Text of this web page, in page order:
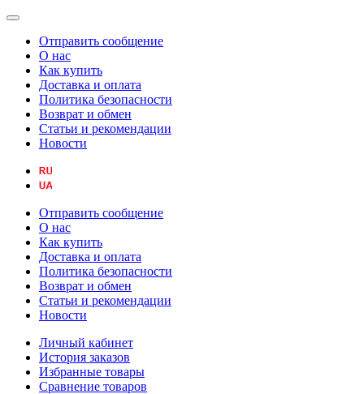
Отправить сообщение
О нас
Как купить
Доставка и оплата
Политика безопасности
Возврат и обмен
Статьи и рекомендации
Новости
Отправить сообщение
О нас
Как купить
Доставка и оплата
Политика безопасности
Возврат и обмен
Статьи и рекомендации
Новости
Личный кабинет
История заказов
Избранные товары
Сравнение товаров